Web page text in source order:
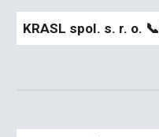
KRASL spol. s. r. o. 📞